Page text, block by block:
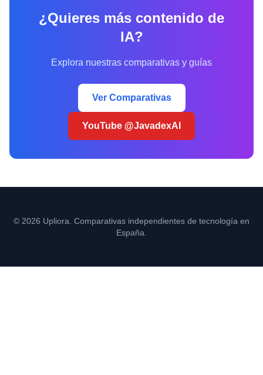
¿Quieres más contenido de
IA?
Explora nuestras comparativas y guías
Ver Comparativas
YouTube @JavadexAI
© 2026 Upliora. Comparativas independientes de tecnología en
España.